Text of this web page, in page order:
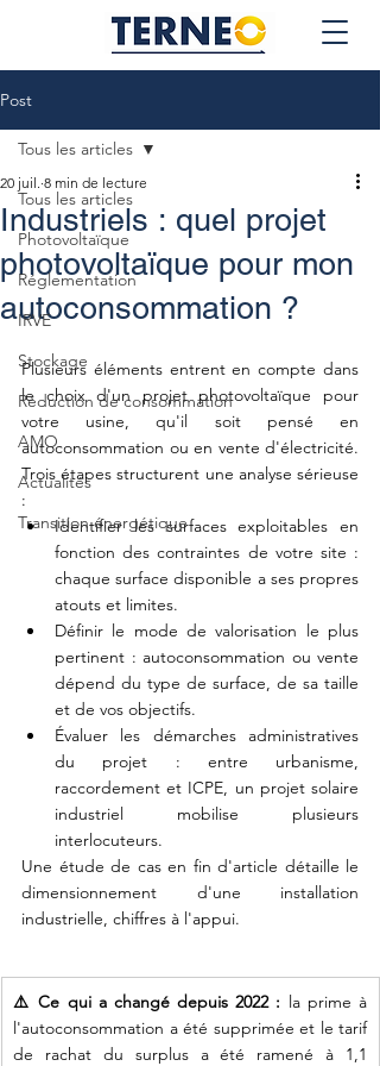
Post
Tous les articles
Photovoltaïque
Réglementation
IRVE
Stockage
Réduction de consommation
AMO
Actualités
Transition énergétique
Tous les articles
Industriels : quel projet
photovoltaïque pour mon
autoconsommation ?
20 juil. 8 min de lecture
Plusieurs éléments entrent en compte dans
le choix d'un projet photovoltaïque pour
votre usine, qu'il soit pensé en
autoconsommation ou en vente d'électricité.
Trois étapes structurent une analyse sérieuse
:
Identifier les surfaces exploitables en
fonction des contraintes de votre site :
chaque surface disponible a ses propres
atouts et limites.
Définir le mode de valorisation le plus
pertinent : autoconsommation ou vente
dépend du type de surface, de sa taille
et de vos objectifs.
Évaluer les démarches administratives
du projet : entre urbanisme,
raccordement et ICPE, un projet solaire
industriel mobilise plusieurs
interlocuteurs.
Une étude de cas en fin d'article détaille le
dimensionnement d'une installation
industrielle, chiffres à l'appui.
⚠️ Ce qui a changé depuis 2022 : la prime à
l'autoconsommation a été supprimée et le tarif
de rachat du surplus a été ramené à 1,1